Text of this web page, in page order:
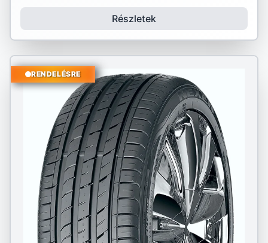
Részletek
RENDELÉSRE